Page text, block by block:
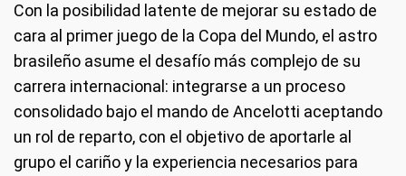
Con la posibilidad latente de mejorar su estado de
cara al primer juego de la Copa del Mundo, el astro
brasileño asume el desafío más complejo de su
carrera internacional: integrarse a un proceso
consolidado bajo el mando de Ancelotti aceptando
un rol de reparto, con el objetivo de aportarle al
grupo el cariño y la experiencia necesarios para